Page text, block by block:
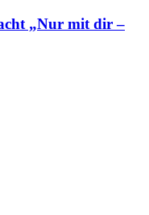
„Nur mit dir –